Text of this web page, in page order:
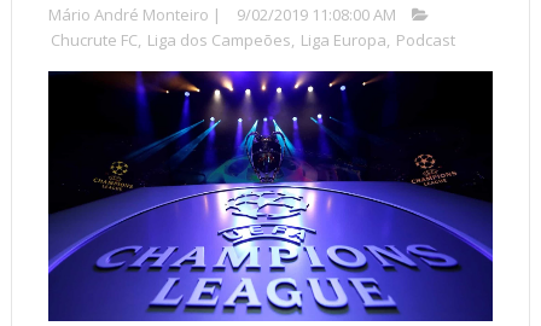
Mário André Monteiro |
9/02/2019 11:08:00 AM
Chucrute FC, Liga dos Campeões, Liga Europa, Podcast